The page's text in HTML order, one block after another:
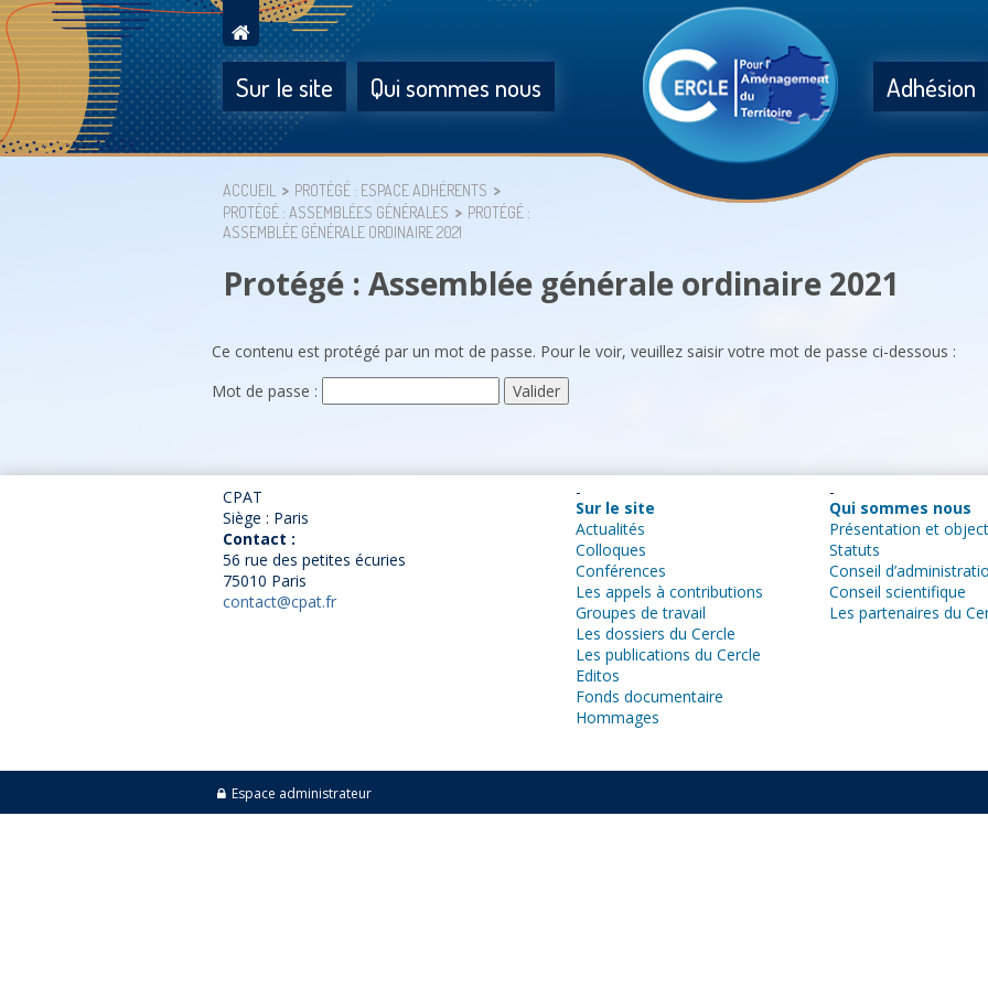
Sur le site Qui sommes nous Adhésion
ACCUEIL
PROTÉGÉ : ESPACE ADHÉRENTS
PROTÉGÉ : ASSEMBLÉES GÉNÉRALES
PROTÉGÉ :
ASSEMBLÉE GÉNÉRALE ORDINAIRE 2021
Protégé : Assemblée générale ordinaire 2021
Ce contenu est protégé par un mot de passe. Pour le voir, veuillez saisir votre mot de passe ci-dessous :
Mot de passe :
CPAT
Siège : Paris
Contact :
56 rue des petites écuries
75010 Paris
contact@cpat.fr
Sur le site
Actualités
Colloques
Conférences
Les appels à contributions
Groupes de travail
Les dossiers du Cercle
Les publications du Cercle
Editos
Fonds documentaire
Hommages
Qui sommes nous
Présentation et
Statuts
Conseil
Conseil scientifique
Les partenaires du
Espace administrateur